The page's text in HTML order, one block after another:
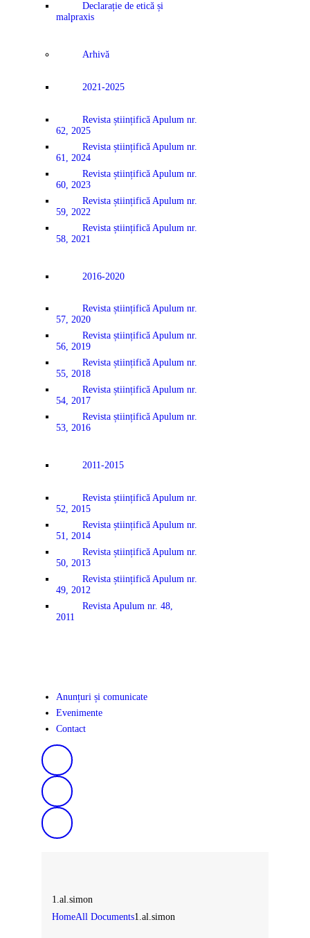
Declarație de etică și
malpraxis
Arhivă
2021-2025
Revista științifică Apulum nr.
62, 2025
Revista științifică Apulum nr.
61, 2024
Revista științifică Apulum nr.
60, 2023
Revista științifică Apulum nr.
59, 2022
Revista științifică Apulum nr.
58, 2021
2016-2020
Revista științifică Apulum nr.
57, 2020
Revista științifică Apulum nr.
56, 2019
Revista științifică Apulum nr.
55, 2018
Revista științifică Apulum nr.
54, 2017
Revista științifică Apulum nr.
53, 2016
2011-2015
Revista științifică Apulum nr.
52, 2015
Revista științifică Apulum nr.
51, 2014
Revista științifică Apulum nr.
50, 2013
Revista științifică Apulum nr.
49, 2012
Revista Apulum nr. 48,
2011
Anunțuri și comunicate
Evenimente
Contact
1.al.simon
HomeAll Documents1.al.simon